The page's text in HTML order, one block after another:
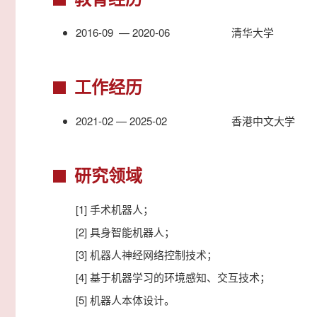
2016-09 — 2020-06 清华大学
工作经历
2021-02 — 2025-02 香港中文大学
研究领域
[1] 手术机器人；
[2] 具身智能机器人；
[3] 机器人神经网络控制技术；
[4] 基于机器学习的环境感知、交互技术；
[5] 机器人本体设计。